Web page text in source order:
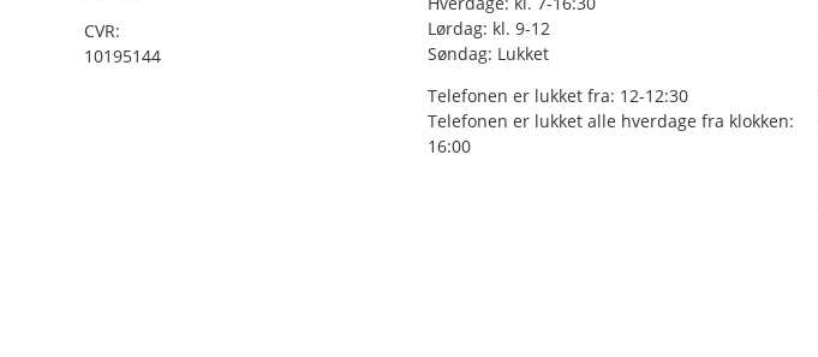
CVR:
10195144
Lørdag: kl. 9-12
Søndag: Lukket
Telefonen er lukket fra: 12-12:30
Telefonen er lukket alle hverdage fra klokken:
16:00